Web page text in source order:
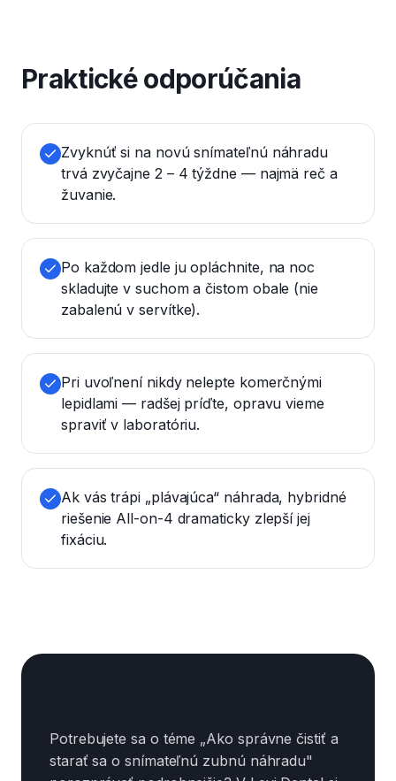
Praktické odporúčania
Zvyknúť si na novú snímateľnú náhradu
trvá zvyčajne 2 – 4 týždne — najmä reč a
žuvanie.
Po každom jedle ju opláchnite, na noc
skladujte v suchom a čistom obale (nie
zabalenú v servítke).
Pri uvoľnení nikdy nelepte komerčnými
lepidlami — radšej príďte, opravu vieme
spraviť v laboratóriu.
Ak vás trápi „plávajúca“ náhrada, hybridné
riešenie All-on-4 dramaticky zlepší jej
fixáciu.
Potrebujete sa o téme „Ako správne čistiť a
starať sa o snímateľnú zubnú náhradu"